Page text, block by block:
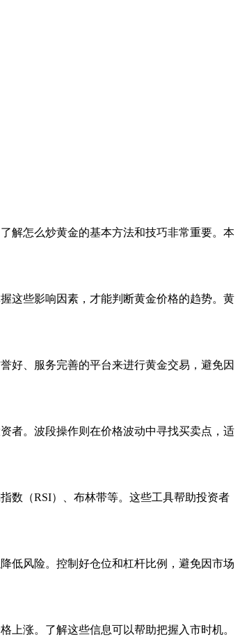
解怎么炒黄金的基本方法和技巧非常重要。本
这些影响因素，才能判断黄金价格的趋势。黄
好、服务完善的平台来进行黄金交易，避免因
者。波段操作则在价格波动中寻找买卖点，适
数（RSI）、布林带等。这些工具帮助投资者
低风险。控制好仓位和杠杆比例，避免因市场
上涨。了解这些信息可以帮助把握入市时机。